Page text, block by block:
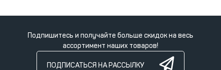
Подпишитесь и получайте больше скидок на весь
ассортимент наших товаров!
ПОДПИСАТЬСЯ НА РАССЫЛКУ